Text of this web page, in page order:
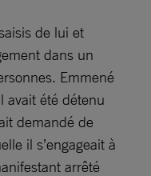
de lui et
dans un
Emmené
avait été détenu
demandé de
il s’engageait à
arrêté